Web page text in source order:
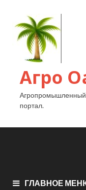
Агро
портал.
ГЛАВНОЕ